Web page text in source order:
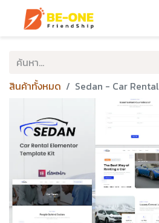
สินค้าทั้งหมด Sedan - Car Rental